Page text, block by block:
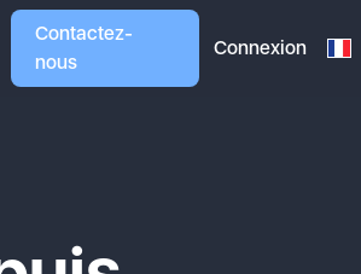
Contactez-
nous
Connexion